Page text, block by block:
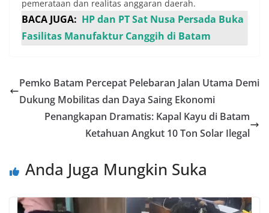
pemerataan dan realitas anggaran daerah.
BACA JUGA: HP dan PT Sat Nusa Persada Buka
Fasilitas Manufaktur Canggih di Batam
Pemko Batam Percepat Pelebaran Jalan Utama Demi
Dukung Mobilitas dan Daya Saing Ekonomi
Penangkapan Dramatis: Kapal Kayu di Batam
Ketahuan Angkut 10 Ton Solar Ilegal
Anda Juga Mungkin Suka